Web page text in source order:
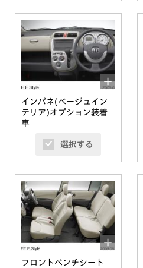
インパネ(ベージュイン
テリア)オプション装着
車
選択する
フロントベンチシート